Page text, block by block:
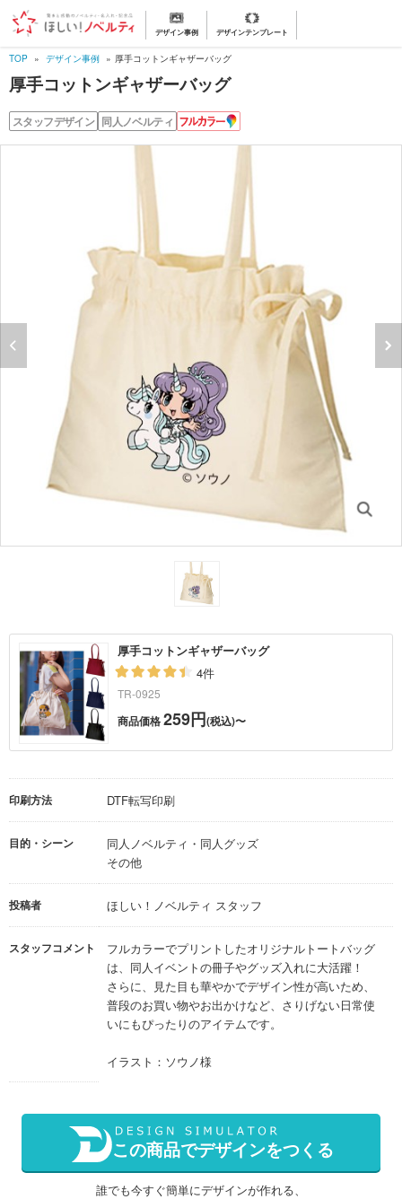
デザイン事例 デザインテンプレート
TOP デザイン事例 厚手コットンギャザーバッグ
厚手コットンギャザーバッグ
スタッフデザイン 同人ノベルティ フ
ル
カ
厚手コットンギャザーバッグ
4件
TR-0925
商品価格259円(税込)〜
印刷方法 DTF転写印刷
目的・シーン
同人ノベルティ・同人グッズ
その他
投稿者 ほしい！ノベルティ スタッフ
スタッフコメント
フルカラーでプリントしたオリジナルトートバッグ
は、同人イベントの冊子やグッズ入れに大活躍！
さらに、見た目も華やかでデザイン性が高いため、
普段のお買い物やお出かけなど、さりげない日常使
いにもぴったりのアイテムです。
イラスト：ソウノ様
この商品でデザインをつくる
誰でも今すぐ簡単にデザインが作れる、